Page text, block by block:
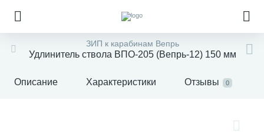
ЗИП к карабинам Вепрь
Удлинитель ствола ВПО-205 (Вепрь-12) 150 мм
Описание Характеристики Отзывы 0